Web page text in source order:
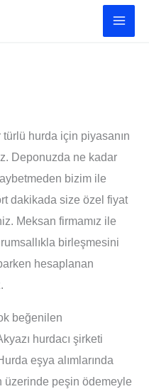
türlü hurda için piyasanın
Deponuzda ne kadar
bizim ile
dakikada size özel fiyat
Meksan firmamız ile
birleşmesini
hesaplanan
beğenilen
hurdacı şirketi
eşya alımlarında
üzerinde peşin ödemeyle